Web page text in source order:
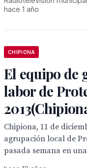
hace 1 año
CHIPIONA
El equipo de
labor de
Chipiona, 11 de
agrupación local de
pasada semana en